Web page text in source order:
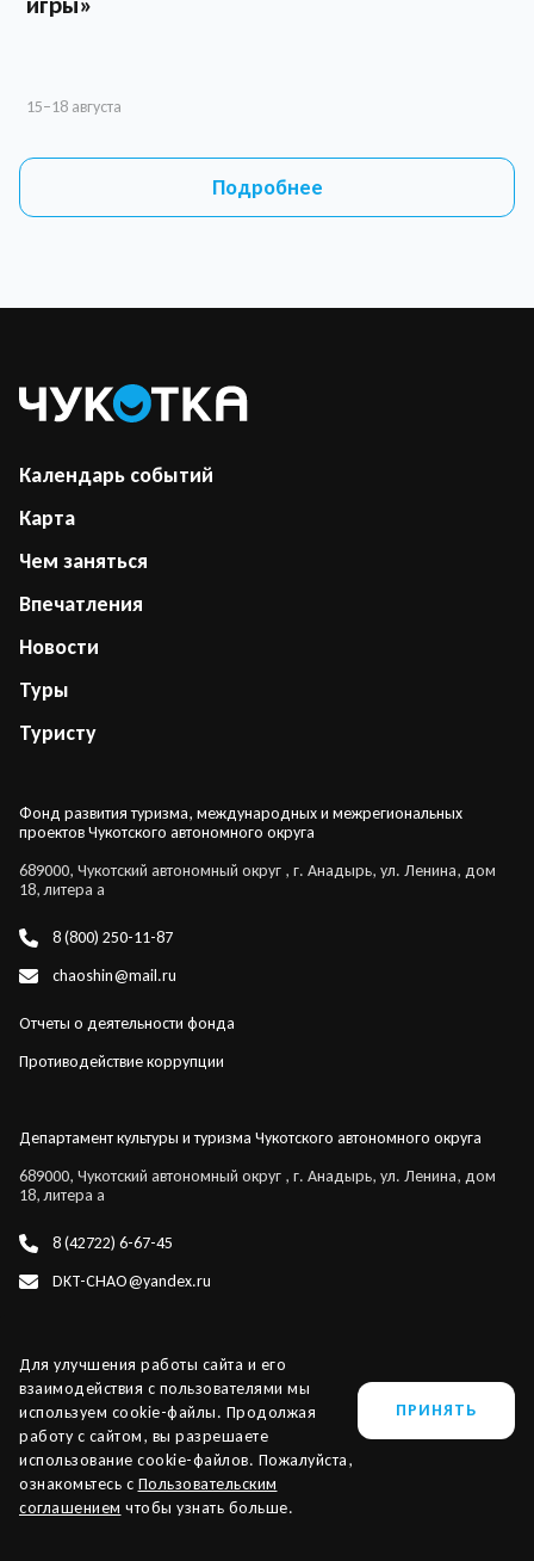
15–18 августа
Подробнее
Календарь событий
Карта
Чем заняться
Впечатления
Новости
Туры
Туристу
Фонд развития туризма, международных и межрегиональных
проектов Чукотского автономного округа
689000, Чукотский автономный округ , г. Анадырь, ул. Ленина, дом
18, литера а
8 (800) 250-11-87
chaoshin@mail.ru
Отчеты о деятельности фонда
Противодействие коррупции
Департамент культуры и туризма Чукотского автономного округа
689000, Чукотский автономный округ , г. Анадырь, ул. Ленина, дом
18, литера а
8 (42722) 6-67-45
DKT-CHAO@yandex.ru
ChukotkaTravel 2026 ©
Для улучшения работы сайта и его
взаимодействия с пользователями мы
используем cookie-файлы. Продолжая
работу с сайтом, вы разрешаете
использование cookie-файлов. Пожалуйста,
ознакомьтесь с Пользовательским
соглашением чтобы узнать больше.
ПРИНЯТЬ